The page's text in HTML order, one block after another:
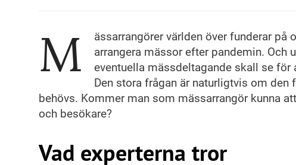
M
ässarrangörer världen över funderar
arrangera mässor efter pandemin. Och
eventuella mässdeltagande skall se för
Den stora frågan är naturligtvis om
behövs. Kommer man som mässarrangör kunna
och besökare?
Vad experterna tror